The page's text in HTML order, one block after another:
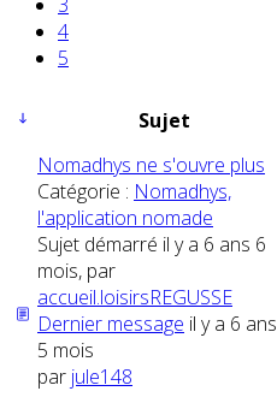
4
5
Sujet
Nomadhys ne s'ouvre plus
Catégorie : Nomadhys,
l'application nomade
Sujet démarré il y a 6 ans 6
mois, par
accueil.loisirsREGUSSE
Dernier message il y a 6 ans
5 mois
par jule148